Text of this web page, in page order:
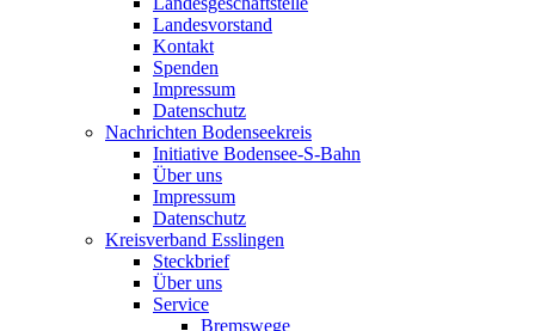
Landesvorstand
Kontakt
Spenden
Impressum
Datenschutz
Nachrichten Bodenseekreis
Initiative Bodensee-S-Bahn
Über uns
Impressum
Datenschutz
Kreisverband Esslingen
Steckbrief
Über uns
Service
Bremswege